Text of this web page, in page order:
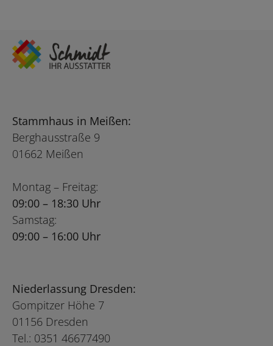
Stammhaus in Meißen:
Berghausstraße 9
01662 Meißen
Montag – Freitag:
09:00 – 18:30 Uhr
Samstag:
09:00 – 16:00 Uhr
Niederlassung Dresden:
Gompitzer Höhe 7
01156 Dresden
Tel.: 0351 46677490